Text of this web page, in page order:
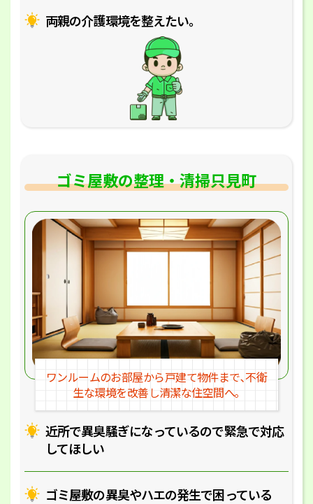
両親の介護環境を整えたい｡
ゴミ屋敷の整理・清掃只見町
近所で異臭騒ぎになっているので緊急で対応
してほしい
ゴミ屋敷の異臭やハエの発生で困っている
ワンルームのお部屋から戸建て物件まで､不衛
生な環境を改善し清潔な住空間へ｡